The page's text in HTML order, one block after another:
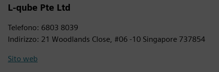
L-qube Pte Ltd
Telefono: 6803 8039
Indirizzo: 21 Woodlands Close, #06 -10 Singapore 737854
Sito web